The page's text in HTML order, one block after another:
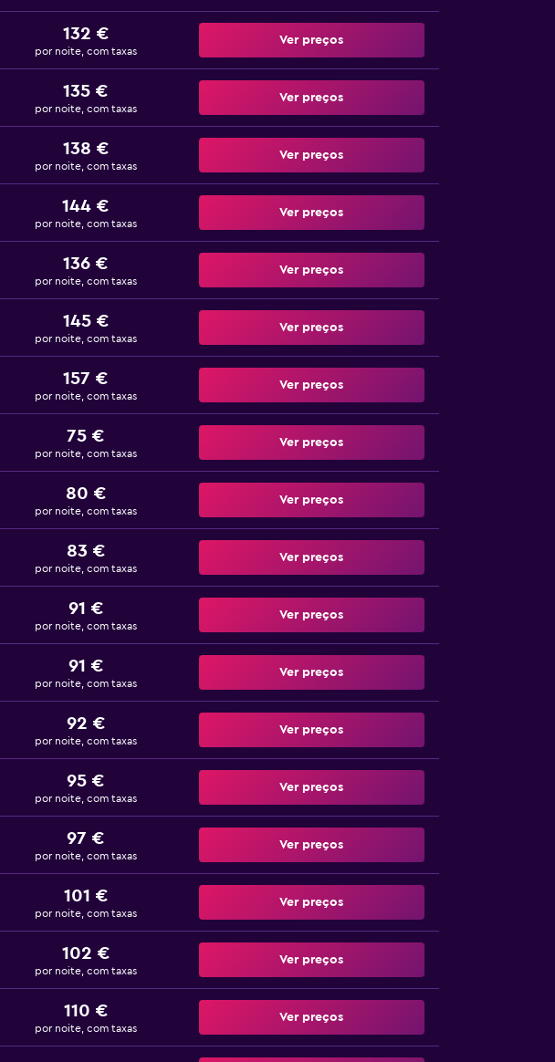
132 €
por noite, com taxas
Ver preços
135 €
por noite, com taxas
Ver preços
138 €
por noite, com taxas
Ver preços
144 €
por noite, com taxas
Ver preços
136 €
por noite, com taxas
Ver preços
145 €
por noite, com taxas
Ver preços
157 €
por noite, com taxas
Ver preços
75 €
por noite, com taxas
Ver preços
80 €
por noite, com taxas
Ver preços
83 €
por noite, com taxas
Ver preços
91 €
por noite, com taxas
Ver preços
91 €
por noite, com taxas
Ver preços
92 €
por noite, com taxas
Ver preços
95 €
por noite, com taxas
Ver preços
97 €
por noite, com taxas
Ver preços
101 €
por noite, com taxas
Ver preços
102 €
por noite, com taxas
Ver preços
110 €
por noite, com taxas
Ver preços